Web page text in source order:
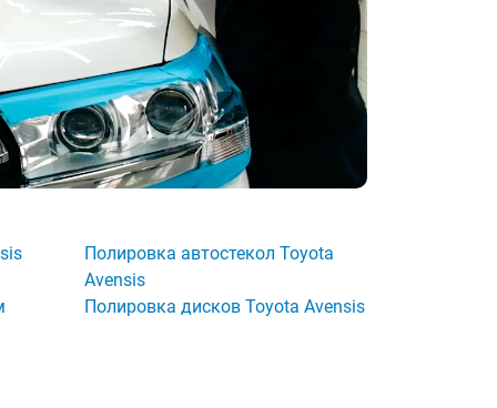
Полировка автостекол Toyota
Avensis
Полировка дисков Toyota Avensis